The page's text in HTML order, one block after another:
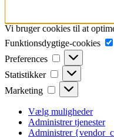
Vi bruger cookies til at
Funktionsdygtige-cookies
Preferences
Preferences
Statistikker Statistikker
Marketing Marketing
Vælg muligheder
Administrer tjenester
Administrer